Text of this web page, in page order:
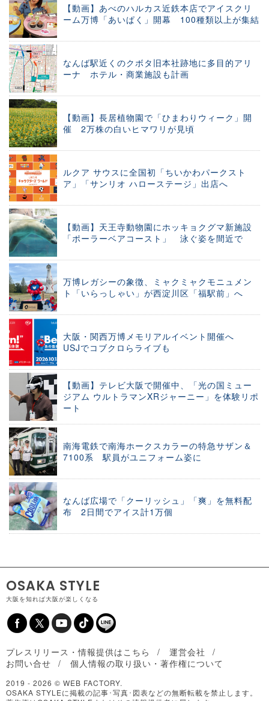
【動画】あべのハルカス近鉄本店でアイスクリ
ーム万博「あいぱく」開幕 100種類以上が集結
なんば駅近くのクボタ旧本社跡地に多目的アリ
ーナ ホテル・商業施設も計画
【動画】長居植物園で「ひまわりウィーク」開
催 2万株の白いヒマワリが見頃
ルクア サウスに全国初「ちいかわパークスト
ア」「サンリオ ハローステージ」出店へ
【動画】天王寺動物園にホッキョクグマ新施設
「ポーラーベアコースト」 泳ぐ姿を間近で
万博レガシーの象徴、ミャクミャクモニュメン
ト「いらっしゃい」が西淀川区「福駅前」へ
大阪・関西万博メモリアルイベント開催へ
USJでコブクロらライブも
【動画】テレビ大阪で開催中、「光の国ミュー
ジアム ウルトラマンXRジャーニー」を体験リポ
ート
南海電鉄で南海ホークスカラーの特急サザン＆
7100系 駅員がユニフォーム姿に
なんば広場で「クーリッシュ」「爽」を無料配
布 2日間でアイス計1万個
OSAKA STYLE
大阪を知れば大阪が楽しくなる
プレスリリース・情報提供はこちら
運営会社
お問い合せ
個人情報の取り扱い・著作権について
2019 - 2026 © WEB FACTORY.
OSAKA STYLEに掲載の記事･写真･図表などの無断転載を禁止します。